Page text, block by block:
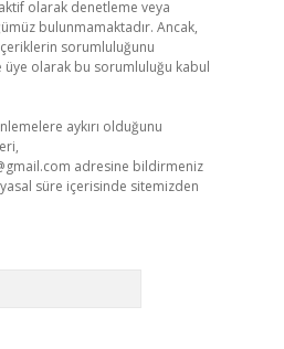
olarak denetleme veya
bulunmamaktadır. Ancak,
sorumluluğunu
üye olarak bu sorumluluğu kabul
aykırı olduğunu
adresine bildirmeniz
süre içerisinde sitemizden